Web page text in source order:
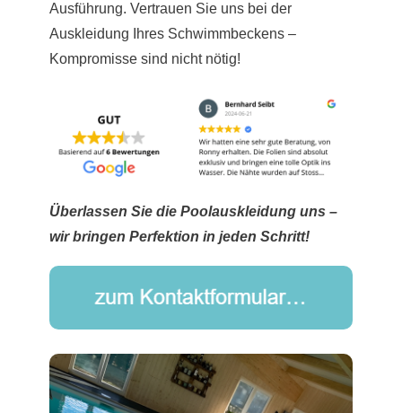
Ausführung. Vertrauen Sie uns bei der
Auskleidung Ihres Schwimmbeckens –
Kompromisse sind nicht nötig!
Überlassen Sie die Poolauskleidung uns –
wir bringen Perfektion in jeden Schritt!